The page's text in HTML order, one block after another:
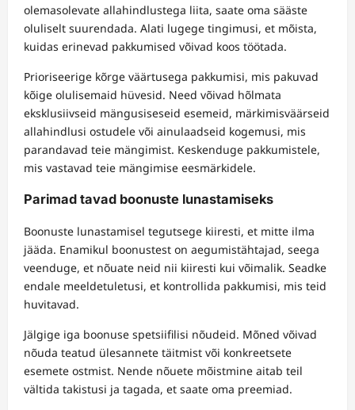
olemasolevate allahindlustega liita, saate oma sääste
oluliselt suurendada. Alati lugege tingimusi, et mõista,
kuidas erinevad pakkumised võivad koos töötada.
Prioriseerige kõrge väärtusega pakkumisi, mis pakuvad
kõige olulisemaid hüvesid. Need võivad hõlmata
eksklusiivseid mängusiseseid esemeid, märkimisväärseid
allahindlusi ostudele või ainulaadseid kogemusi, mis
parandavad teie mängimist. Keskenduge pakkumistele,
mis vastavad teie mängimise eesmärkidele.
Parimad tavad boonuste lunastamiseks
Boonuste lunastamisel tegutsege kiiresti, et mitte ilma
jääda. Enamikul boonustest on aegumistähtajad, seega
veenduge, et nõuate neid nii kiiresti kui võimalik. Seadke
endale meeldetuletusi, et kontrollida pakkumisi, mis teid
huvitavad.
Jälgige iga boonuse spetsiifilisi nõudeid. Mõned võivad
nõuda teatud ülesannete täitmist või konkreetsete
esemete ostmist. Nende nõuete mõistmine aitab teil
vältida takistusi ja tagada, et saate oma preemiad.